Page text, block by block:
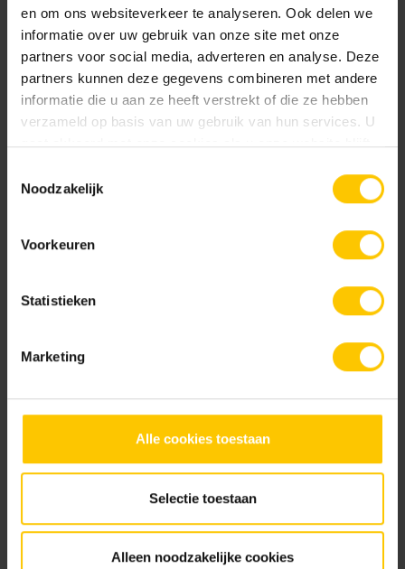
en om ons websiteverkeer te analyseren. Ook delen we
informatie over uw gebruik van onze site met onze
partners voor social media, adverteren en analyse. Deze
partners kunnen deze gegevens combineren met andere
informatie die u aan ze heeft verstrekt of die ze hebben
verzameld op basis van uw gebruik van hun services. U
gaat akkoord met onze cookies als u onze website blijft
Noodzakelijk
Voorkeuren
Statistieken
Marketing
Alle cookies toestaan
Selectie toestaan
Alleen noodzakelijke cookies
L'avantage du béton par rapport auxpavéscuits est que
les pavés en béton sont très indéformables et
dimensionnellement stables, ce qui permet un pavage très
régulier. Souvent, différents motifs sont combinés, dans
différentes couleurs, afin d'obtenir un guidage naturel de la
Pose des dalles
Les dalles peuvent être posées en demi-brique, en bloc ou
en diagonale. La pose en demi-brique est généralement
cas, les dalles sont décalées d'une demi-dalle. Elles
un usage intensif. La pose en bloc est beaucoup moins
solide et n'est utilisée que pour les pavés décoratifs.
Contactez-nous
vos coordonnées et nous vous contacterons au
plus vite.